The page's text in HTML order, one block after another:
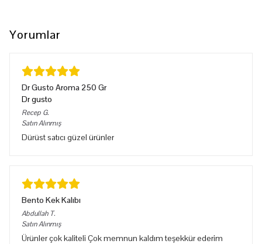
Yorumlar
Dr Gusto Aroma 250 Gr
Dr gusto
Recep G.
Satın Alınmış
Dürüst satıcı güzel ürünler
Bento Kek Kalıbı
Abdullah T.
Satın Alınmış
Ürünler çok kaliteli Çok memnun kaldım teşekkür ederim